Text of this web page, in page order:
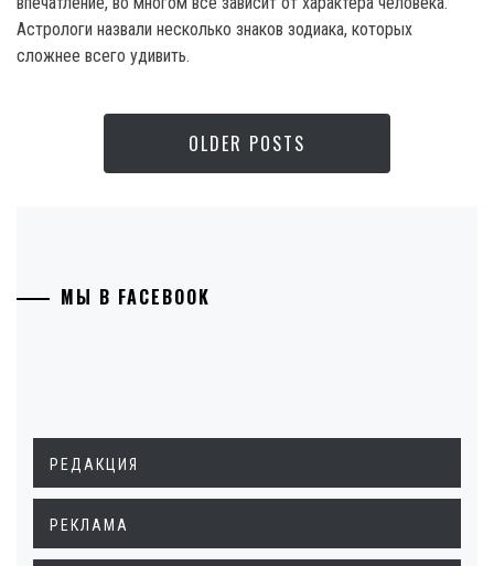
Астрологи назвали несколько знаков зодиака, которых
сложнее всего удивить.
OLDER POSTS
МЫ В FACEBOOK
РЕДАКЦИЯ
РЕКЛАМА